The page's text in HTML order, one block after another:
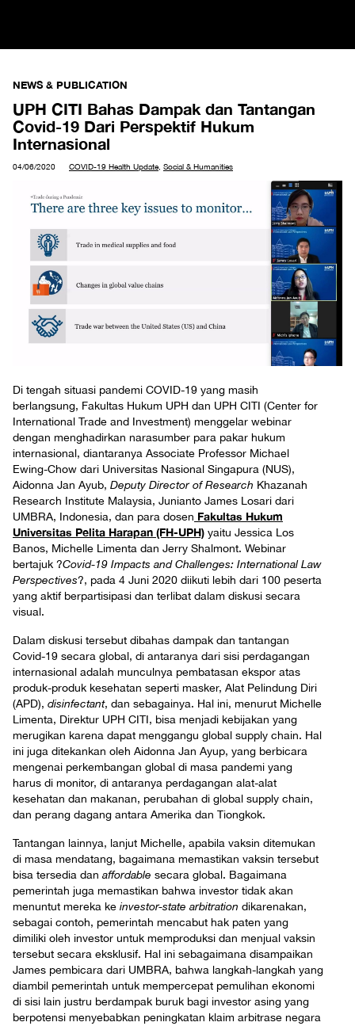
NEWS & PUBLICATION
UPH CITI Bahas Dampak dan Tantangan
Covid-19 Dari Perspektif Hukum
Internasional
04/06/2020 COVID-19 Health Update Social & Humanities
Di tengah situasi pandemi COVID-19 yang masih
berlangsung, Fakultas Hukum UPH dan UPH CITI (Center for
International Trade and Investment) menggelar webinar
dengan menghadirkan narasumber para pakar hukum
internasional, diantaranya Associate Professor Michael
Ewing-Chow dari Universitas Nasional Singapura (NUS),
Aidonna Jan Ayub, Deputy Director of Research Khazanah
Research Institute Malaysia, Junianto James Losari dari
UMBRA, Indonesia, dan para dosen Fakultas Hukum
Universitas Pelita Harapan (FH-UPH) yaitu Jessica Los
Banos, Michelle Limenta dan Jerry Shalmont. Webinar
bertajuk ?Covid-19 Impacts and Challenges: International Law
Perspectives?, pada 4 Juni 2020 diikuti lebih dari 100 peserta
yang aktif berpartisipasi dan terlibat dalam diskusi secara
visual.
Dalam diskusi tersebut dibahas dampak dan tantangan
Covid-19 secara global, di antaranya dari sisi perdagangan
internasional adalah munculnya pembatasan ekspor atas
produk-produk kesehatan seperti masker, Alat Pelindung Diri
(APD), disinfectant, dan sebagainya. Hal ini, menurut Michelle
Limenta, Direktur UPH CITI, bisa menjadi kebijakan yang
merugikan karena dapat menggangu global supply chain. Hal
ini juga ditekankan oleh Aidonna Jan Ayup, yang berbicara
mengenai perkembangan global di masa pandemi yang
harus di monitor, di antaranya perdagangan alat-alat
kesehatan dan makanan, perubahan di global supply chain,
dan perang dagang antara Amerika dan Tiongkok.
Tantangan lainnya, lanjut Michelle, apabila vaksin ditemukan
di masa mendatang, bagaimana memastikan vaksin tersebut
bisa tersedia dan affordable secara global. Bagaimana
pemerintah juga memastikan bahwa investor tidak akan
menuntut mereka ke investor-state arbitration dikarenakan,
sebagai contoh, pemerintah mencabut hak paten yang
dimiliki oleh investor untuk memproduksi dan menjual vaksin
tersebut secara eksklusif. Hal ini sebagaimana disampaikan
James pembicara dari UMBRA, bahwa langkah-langkah yang
diambil pemerintah untuk mempercepat pemulihan ekonomi
di sisi lain justru berdampak buruk bagi investor asing yang
berpotensi menyebabkan peningkatan klaim arbitrase negara